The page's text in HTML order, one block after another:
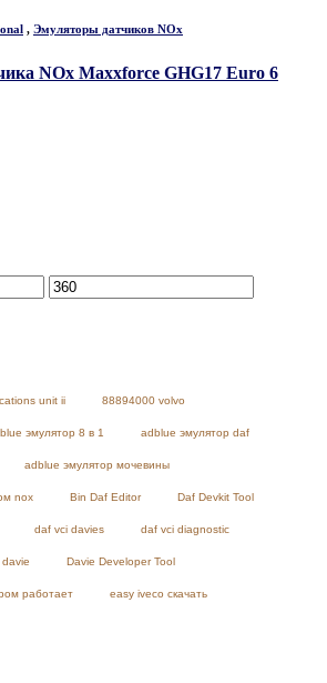
, Эмуляторы датчиков NOx
NOx Maxxforce GHG17 Euro 6
Максимальная
цена
unit ii 88894000 volvo
эмулятор 8 в 1 adblue эмулятор daf
adblue эмулятор мочевины
nox Bin Daf Editor Daf Devkit Tool
daf vci davies daf vci diagnostic
Davie Developer Tool
работает easy iveco скачать